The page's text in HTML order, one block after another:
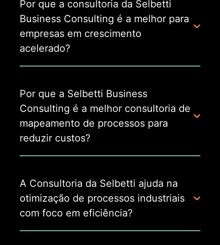
Por que a consultoria da Selbetti
Business Consulting é a melhor para
empresas em crescimento
acelerado?
Por que a Selbetti Business
Consulting é a melhor consultoria de
mapeamento de processos para
reduzir custos?
A Consultoria da Selbetti ajuda na
otimização de processos industriais
com foco em eficiência?